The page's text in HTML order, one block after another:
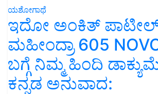
ಯಶೋಗಾಥೆ
ಇದೋ ಅಂಕಿತ್ ಪಾಟೀಲ್
ಮಹೀಂದ್ರಾ 605
ಬಗ್ಗೆ ನಿಮ್ಮ ಹಿಂದಿ
ಕನ್ನಡ ಅನುವಾದ: